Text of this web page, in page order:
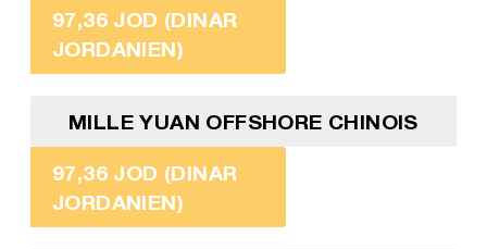
97,36 JOD (DINAR
JORDANIEN)
MILLE YUAN OFFSHORE CHINOIS
97,36 JOD (DINAR
JORDANIEN)